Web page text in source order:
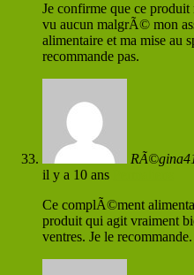
Je confirme que ce
vu aucun malgrÃ© mon
alimentaire et ma mise au
recommande pas.
il y a 10 ans
Ce complÃ©ment
produit qui agit vraiment
ventres. Je le